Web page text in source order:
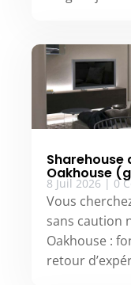
Sharehouse
Oakhouse
8 Juil 2026 | 0
Vous
sans caution
Oakhouse :
retour